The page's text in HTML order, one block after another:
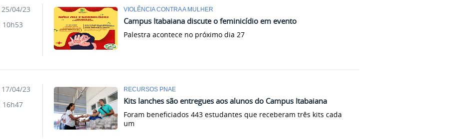
VIOLÊNCIA CONTRA A MULHER
Campus Itabaiana discute o feminicídio em evento
Palestra acontece no próximo dia 27
25/04/23
10h53
RECURSOS PNAE
Kits lanches são entregues aos alunos do Campus Itabaiana
Foram beneficiados 443 estudantes que receberam três kits cada
um
17/04/23
16h47